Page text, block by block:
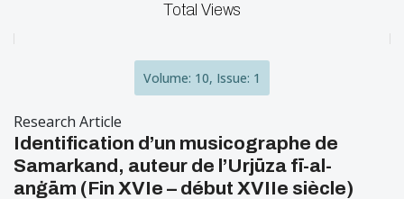
Total Views
Volume: 10, Issue: 1
Research Article
Identification d’un musicographe de
Samarkand, auteur de l’Urjūza fī-al-
anġām (Fin XVIe – début XVIIe siècle)